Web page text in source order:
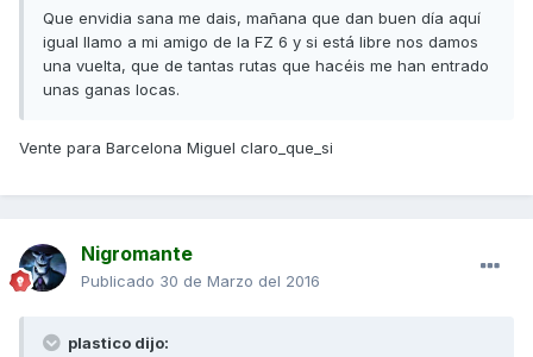
Que envidia sana me dais, mañana que dan buen día aquí
igual llamo a mi amigo de la FZ 6 y si está libre nos damos
una vuelta, que de tantas rutas que hacéis me han entrado
unas ganas locas.
Vente para Barcelona Miguel claro_que_si
Nigromante
Publicado 30 de Marzo del 2016
plastico dijo: